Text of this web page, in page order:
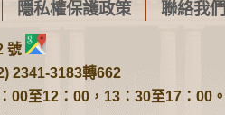
隱私權保護政策 聯絡我們
號
2341-3183轉662
00至12：00，13：30至17：00。